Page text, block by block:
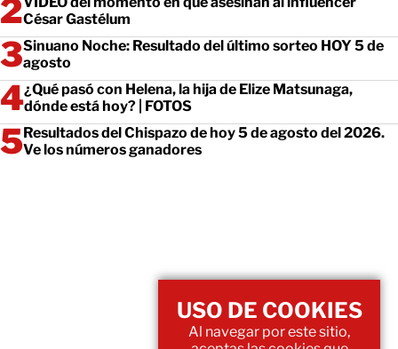
César Gastélum
Sinuano Noche: Resultado del último sorteo HOY 5 de
agosto
¿Qué pasó con Helena, la hija de Elize Matsunaga,
dónde está hoy? | FOTOS
Resultados del Chispazo de hoy 5 de agosto del 2026.
Ve los números ganadores
USO DE COOKIES
Al navegar por este sitio,